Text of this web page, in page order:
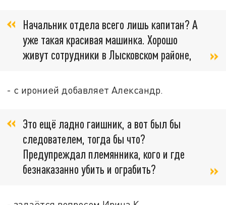
Начальник отдела всего лишь капитан? А
уже такая красивая машинка. Хорошо
живут сотрудники в Лысковском районе,
- с иронией добавляет Александр.
Это ещё ладно гаишник, а вот был бы
следователем, тогда бы что?
Предупреждал племянника, кого и где
безнаказанно убить и ограбить?